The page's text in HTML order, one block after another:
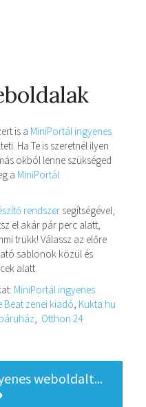
is a MiniPortál ingyenes
Ha Te is szeretnél ilyen
okból lenne szükséged
a MiniPortál
rendszer segítségével,
el akár pár perc alatt,
trükk! Válassz az előre
sablonok közül és
alatt.
MiniPortál ingyenes
Beat zenei kiadó, Kukta.hu
, Otthon 24
weboldalt...